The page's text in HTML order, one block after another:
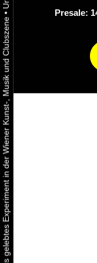
Urbaner Aktivismus als gelebtes Experiment in der Wiener Kunst-, Musik und Clubszene
• Presale: